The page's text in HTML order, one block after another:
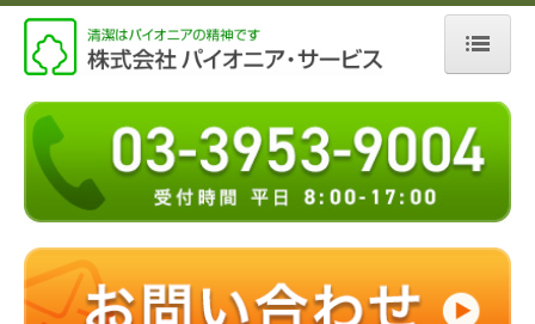
ホーム
会社案内
清掃サービス
私たちの取り組み
コンクリートメンテナンス